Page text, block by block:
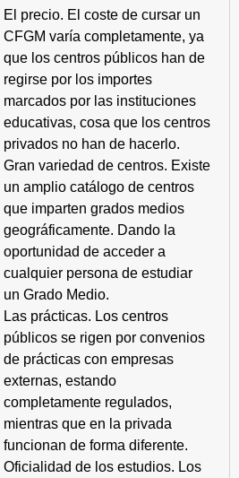
El precio. El coste de cursar un
CFGM varía completamente, ya
que los centros públicos han de
regirse por los importes
marcados por las instituciones
educativas, cosa que los centros
privados no han de hacerlo.
Gran variedad de centros. Existe
un amplio catálogo de centros
que imparten grados medios
geográficamente. Dando la
oportunidad de acceder a
cualquier persona de estudiar
un Grado Medio.
Las prácticas. Los centros
públicos se rigen por convenios
de prácticas con empresas
externas, estando
completamente regulados,
mientras que en la privada
funcionan de forma diferente.
Oficialidad de los estudios. Los